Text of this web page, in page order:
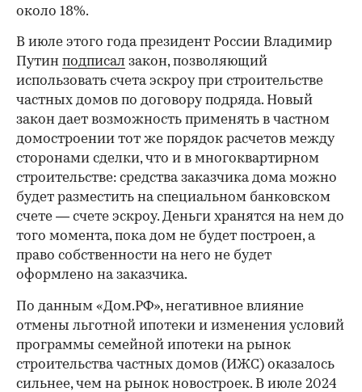
около 18%.
В июле этого года президент России Владимир
Путин подписал закон, позволяющий
использовать счета эскроу при строительстве
частных домов по договору подряда. Новый
закон дает возможность применять в частном
домостроении тот же порядок расчетов между
сторонами сделки, что и в многоквартирном
строительстве: средства заказчика дома можно
будет разместить на специальном банковском
счете — счете эскроу. Деньги хранятся на нем до
того момента, пока дом не будет построен, а
право собственности на него не будет
оформлено на заказчика.
По данным «Дом.РФ», негативное влияние
отмены льготной ипотеки и изменения условий
программы семейной ипотеки на рынок
строительства частных домов (ИЖС) оказалось
сильнее, чем на рынок новостроек. В июле 2024